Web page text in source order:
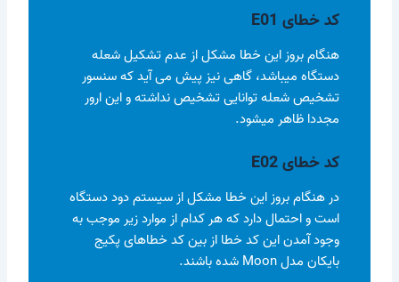
کد خطای E01
هنگام بروز این خطا مشکل از عدم تشکیل شعله
دستگاه میباشد، گاهی نیز پیش می آید که سنسور
تشخیص شعله توانایی تشخیص نداشته و این ارور
مجددا ظاهر میشود.
کد خطای E02
در هنگام بروز این خطا مشکل از سیستم دود دستگاه
است و احتمال دارد که هر کدام از موارد زیر موجب به
وجود آمدن این کد خطا از بین کد خطاهای پکیج
بایکان مدل Moon شده باشند.